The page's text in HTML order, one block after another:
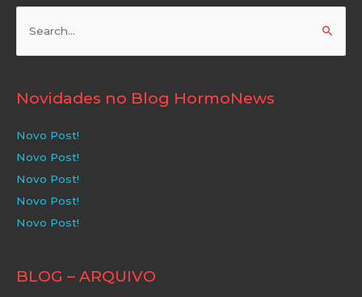
Pesquisar
por:
Novidades no Blog HormoNews
Novo Post!
Novo Post!
Novo Post!
Novo Post!
Novo Post!
BLOG – ARQUIVO